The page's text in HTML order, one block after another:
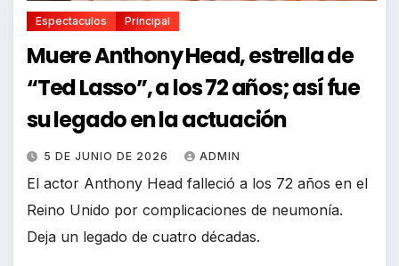
Espectaculos Principal
Muere Anthony Head, estrella de
“Ted Lasso”, a los 72 años; así fue
su legado en la actuación
5 DE JUNIO DE 2026 ADMIN
El actor Anthony Head falleció a los 72 años en el
Reino Unido por complicaciones de neumonía.
Deja un legado de cuatro décadas.